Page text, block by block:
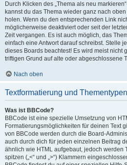
Durch Klicken des „Thema als neu
kannst du das Thema wieder ganz nach
holen. Wenn du den entsprechenden Link
möglicherweise deaktiviert oder seit der
Zeit vergangen. Es ist auch möglich, das
einfach eine Antwort darauf schreibst. Stelle
dieses Boards beachtest! Es wird meist nicht
triftigen Grund auf alte oder abgeschlossene
Nach oben
Textformatierung und Thementypen
Was ist BBCode?
BBCode ist eine spezielle Umsetzung von
Formatierungsmöglichkeiten für deinen Text
von BBCode werden durch die Board-
auch durch dich für jeden einzelnen Beitrag
ähnlich wie HTML aufgebaut, jedoch werden
spitzen („<“ und „>“) Klammern